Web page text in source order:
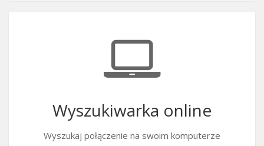
Wyszukiwarka online
Wyszukaj połączenie na swoim komputerze